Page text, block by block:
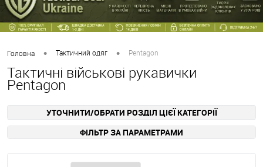
Головна • Тактичний одяг • Pentagon
Тактичні військові рукавички
Pentagon
УТОЧНИТИ/ОБРАТИ РОЗДІЛ ЦІЄЇ КАТЕГОРІЇ
ФІЛЬТР ЗА ПАРАМЕТРАМИ